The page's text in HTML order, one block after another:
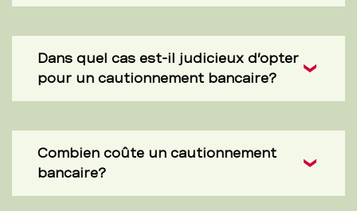
Dans quel cas est-il judicieux d’opter
pour un cautionnement bancaire?
Combien coûte un cautionnement
bancaire?